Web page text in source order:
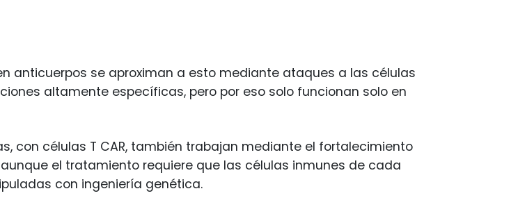
anticuerpos se aproximan a esto mediante ataques a las células
altamente específicas, pero por eso solo funcionan solo en
con células T CAR, también trabajan mediante el fortalecimiento
el tratamiento requiere que las células inmunes de cada
con ingeniería genética.